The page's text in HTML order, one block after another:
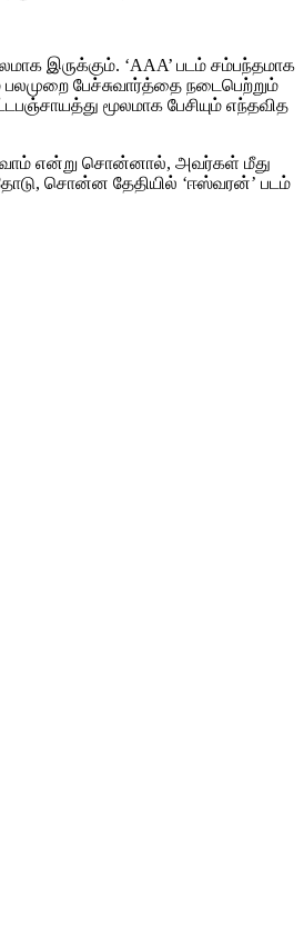
இருக்கும். ‘AAA’ படம் சம்பந்தமாக
பேச்சுவார்த்தை நடைபெற்றும்
மூலமாக பேசியும் எந்தவித
என்று சொன்னால், அவர்கள் மீது
சொன்ன தேதியில் ‘ஈஸ்வரன்’ படம்